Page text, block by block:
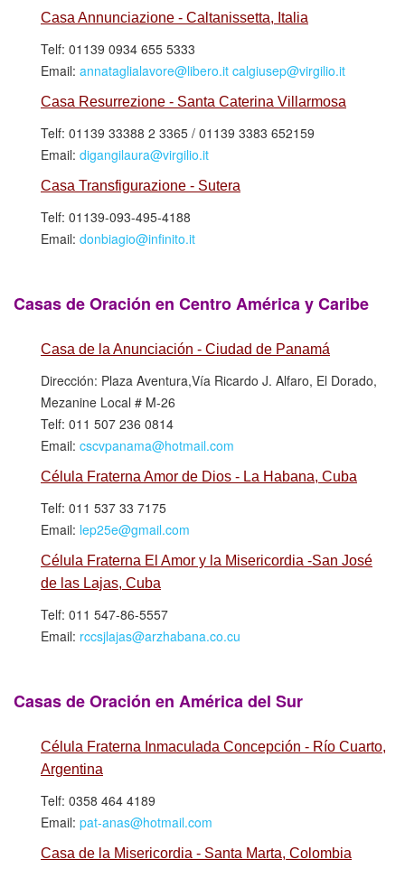
Casa Annunciazione - Caltanissetta, Italia
Telf: 01139 0934 655 5333
Email: annataglialavore@libero.it calgiusep@virgilio.it
Casa Resurrezione - Santa Caterina Villarmosa
Telf: 01139 33388 2 3365 / 01139 3383 652159
Email: digangilaura@virgilio.it
Casa Transfigurazione - Sutera
Telf: 01139-093-495-4188
Email: donbiagio@infinito.it
Casas de Oración en Centro América y Caribe
Casa de la Anunciación - Ciudad de Panamá
Dirección: Plaza Aventura,Vía Ricardo J. Alfaro, El Dorado,
Mezanine Local # M-26
Telf: 011 507 236 0814
Email: cscvpanama@hotmail.com
Célula Fraterna Amor de Dios - La Habana, Cuba
Telf: 011 537 33 7175
Email: lep25e@gmail.com
Célula Fraterna El Amor y la Misericordia -San José
de las Lajas, Cuba
Telf: 011 547-86-5557
Email: rccsjlajas@arzhabana.co.cu
Casas de Oración en América del Sur
Célula Fraterna Inmaculada Concepción - Río Cuarto,
Argentina
Telf: 0358 464 4189
Email: pat-anas@hotmail.com
Casa de la Misericordia - Santa Marta, Colombia